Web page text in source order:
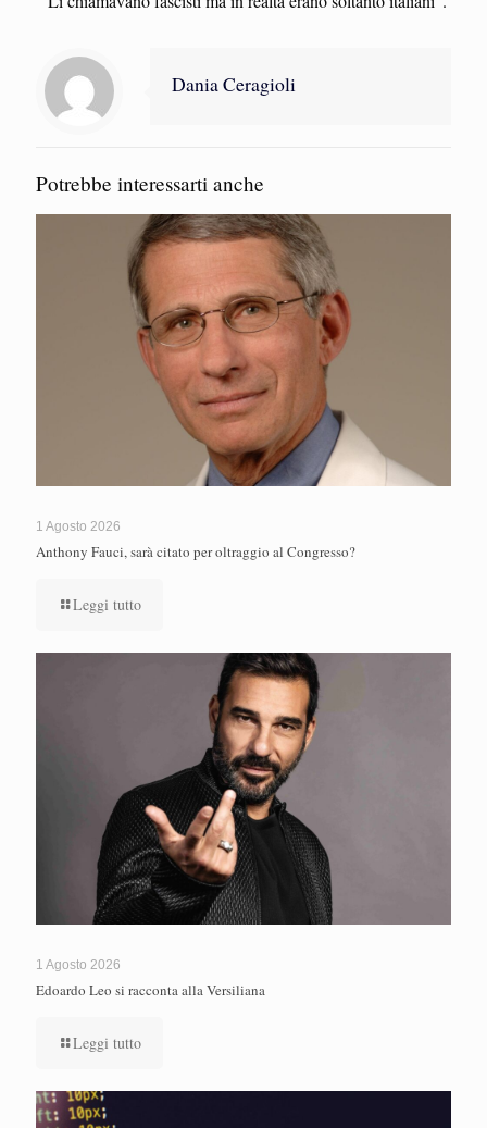
Dania Ceragioli
Potrebbe interessarti anche
1 Agosto 2026
Anthony Fauci, sarà citato per oltraggio al Congresso?
Leggi tutto
1 Agosto 2026
Edoardo Leo si racconta alla Versiliana
Leggi tutto